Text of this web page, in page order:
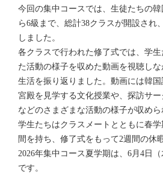
今回の集中 コースでは、 生徒たちの韓
ら6級 まで、 総計38クラスが開設され、
しました 。
各クラスで行われた修了式では、 学生
た活動の様子を収めた動画を視聴 し
生活を振 り 返 りました 。 動画には韓国
宮殿を 見学する文化授業や、 探訪サー
などのさまざまな活動の様子が収めら
学生たちはクラスメートとともに春学
間 を持ち、 修了式をもって2週間の休
2026年集中 コース 夏学期 は、 6月 4 日 （
です。